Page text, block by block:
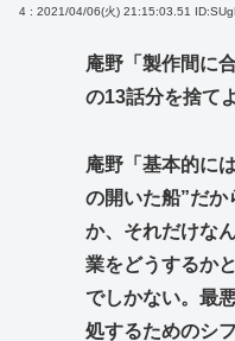
4 : 2021/04/06(火) 21:15:03.51
庵野「製作間に
の13話分を捨て
庵野「基本的に
の開いた船”だか
か、それだけな
業をどうするか
でしかない。最
処するためのシ